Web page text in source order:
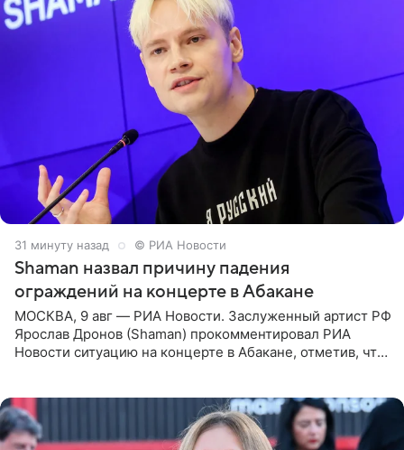
31 минуту назад © РИА Новости
Shaman назвал причину падения
ограждений на концерте в Абакане
МОСКВА, 9 авг — РИА Новости. Заслуженный артист РФ
Ярослав Дронов (Shaman) прокомментировал РИА
Новости ситуацию на концерте в Абакане, отметив, что